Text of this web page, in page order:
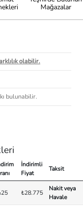
Mağazalar
olabilir.
bulunabilir.
İndirimli
Fiyat
Taksit
₺28.775
Nakit veya
Havale